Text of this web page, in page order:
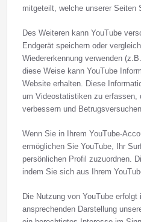
mitgeteilt, welche unserer Seiten
Des Weiteren kann YouTube
Endgerät speichern oder
Wiedererkennung verwenden
diese Weise kann YouTube
Website erhalten. Diese
um Videostatistiken zu erfassen,
verbessern und
Wenn Sie in Ihrem YouTube-
ermöglichen Sie YouTube, Ihr
persönlichen Profil zuzuordnen.
indem Sie sich aus Ihrem
Die Nutzung von YouTube
ansprechenden Darstellung